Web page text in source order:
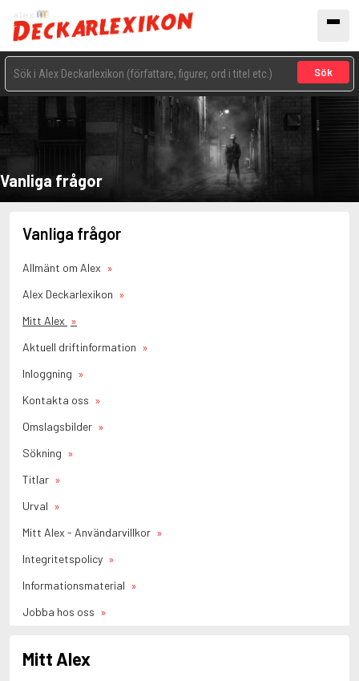
Sök
Vanliga frågor
Vanliga frågor
Allmänt om Alex
Alex Deckarlexikon
Mitt Alex
Aktuell driftinformation
Inloggning
Kontakta oss
Omslagsbilder
Sökning
Titlar
Urval
Mitt Alex - Användarvillkor
Integritetspolicy
Informationsmaterial
Jobba hos oss
Mitt Alex